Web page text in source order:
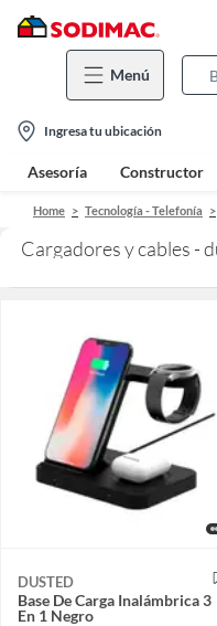
Menú
location-
icon
Ingresa tu ubicación
Asesoría Constructor
Home Tecnología - Telefonía
Cargadores y cables -
DUSTED
Base De Carga Inalámbrica 3
En 1 Negro